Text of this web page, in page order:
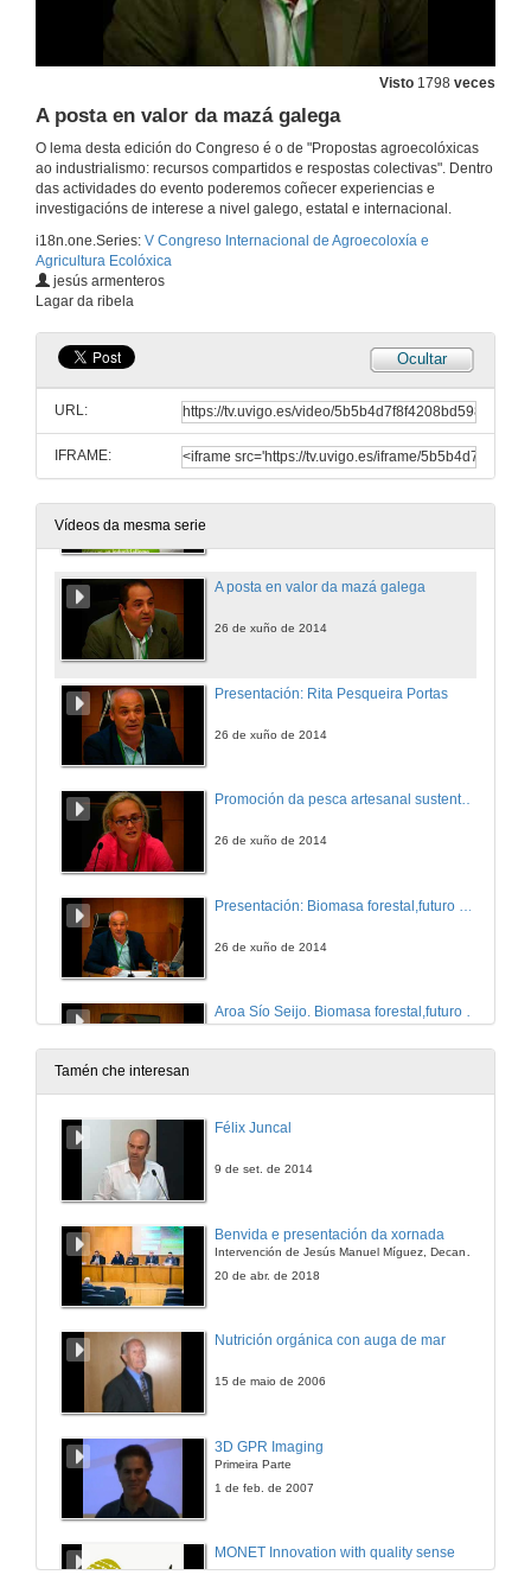
Visto 1798 veces
A posta en valor da mazá galega
O lema desta edición do Congreso é o de "Propostas agroecolóxicas
ao industrialismo: recursos compartidos e respostas colectivas". Dentro
das actividades do evento poderemos coñecer experiencias e
investigacións de interese a nivel galego, estatal e internacional.
i18n.one.Series: V Congreso Internacional de Agroecoloxía e
Agricultura Ecolóxica
jesús armenteros
Lagar da ribela
Ocultar
URL:
IFRAME:
Vídeos da mesma serie
O proxecto agroecolóxico de Gallecs
Presentación: Tomás Villasante
26 de xuño de 2014
Quenda de preguntas: Agricultura urbana e periurbana
26 de xuño de 2014
Presentación: Jesús Armenteros
A posta en valor da mazá galega
26 de xuño de 2014
Presentación: Rita Pesqueira Portas
26 de xuño de 2014
Promoción da pesca artesanal sustentable
26 de xuño de 2014
26 de xuño de 2014
Aroa Sío Seijo. Biomasa forestal,futuro esperanzador
26 de xuño de 2014
De aquí, xusto e ecolóxico
Tamén che interesan
Félix Juncal
9 de set. de 2014
Benvida e presentación da xornada
Intervención de Jesús Manuel Míguez, Decano da Facultade de Bioloxía
20 de abr. de 2018
Nutrición orgánica con auga de mar
15 de maio de 2006
3D GPR Imaging
Primeira Parte
1 de feb. de 2007
MONET Innovation with quality sense